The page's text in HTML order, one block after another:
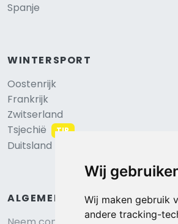
Wij
Wij maken gebruik
andere tracking-
Spanje
WINTERSPORT
Oostenrijk
Frankrijk
Zwitserland
Tsjechië
TIP
Duitsland
ALGEMEEN